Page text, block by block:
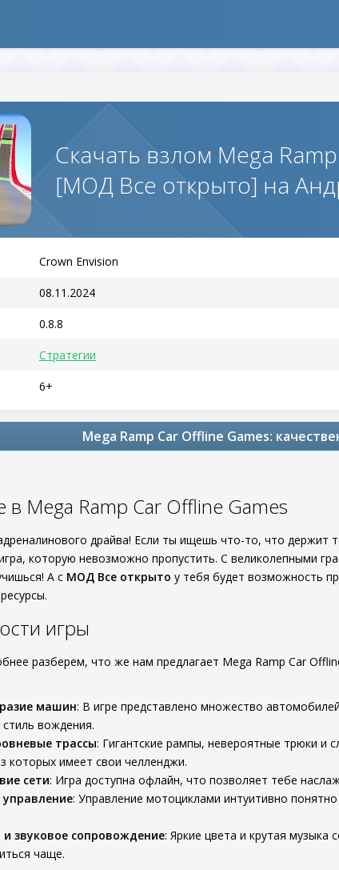
Скачать взлом Mega
[МОД Все открыто] на
Crown Envision
08.11.2024
0.8.8
Стратегии
6+
Mega Ramp Car Offline Games:
в Mega Ramp Car Offline Games
драйва! Если ты ищешь что-то, что держит
которую невозможно пропустить. С великолепными
А с МОД Все открыто у тебя будет возможность
игры
разберем, что же нам предлагает Mega Ramp Car
машин: В игре представлено множество
вождения.
трассы: Гигантские рампы, невероятные трюки и
которых имеет свои челленджи.
сети: Игра доступна офлайн, что позволяет тебе
управление: Управление мотоциклами интуитивно
и звуковое сопровождение: Яркие цвета и крутая
чаще.